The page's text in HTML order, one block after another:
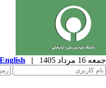
جمعه 16 مرداد 1405 |
English